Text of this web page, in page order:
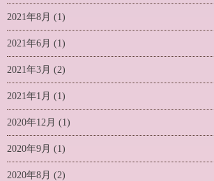
2021年8月 (1)
2021年6月 (1)
2021年3月 (2)
2021年1月 (1)
2020年12月 (1)
2020年9月 (1)
2020年8月 (2)